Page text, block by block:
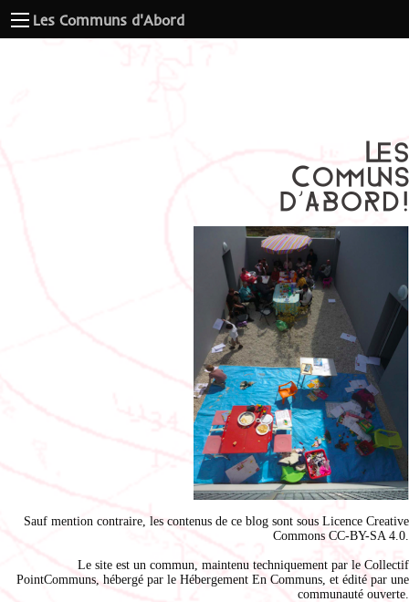
Les Communs d'Abord
Sauf mention contraire, les contenus de ce blog sont sous Licence Creative
Commons CC-BY-SA 4.0
Le site est un commun, maintenu techniquement par le Collectif
PointCommuns , hébergé par le Hébergement En Communs , et édité par une
communauté ouverte.